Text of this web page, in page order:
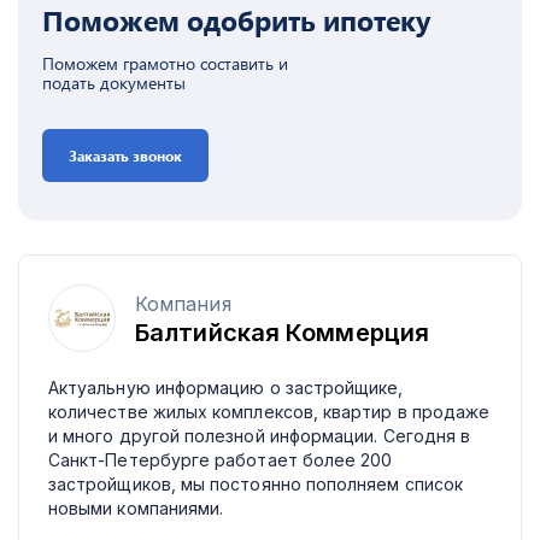
Поможем одобрить ипотеку
Поможем грамотно составить и
подать документы
Заказать звонок
Компания
Балтийская Коммерция
Актуальную информацию о застройщике,
количестве жилых комплексов, квартир в продаже
и много другой полезной информации. Сегодня в
Санкт-Петербурге работает более 200
застройщиков, мы постоянно пополняем список
новыми компаниями.